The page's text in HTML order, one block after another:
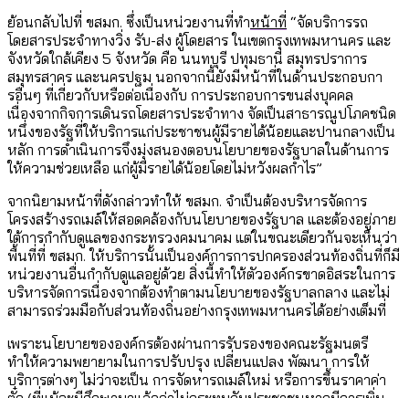
ย้อนกลับไปที่ ขสมก. ซึ่งเป็นหน่วยงานที่ทำหน้าที่ “จัดบริการรถ
โดยสารประจำทางวิ่ง รับ-ส่ง ผู้โดยสาร ในเขตกรุงเทพมหานคร และ
จังหวัดใกล้เคียง 5 จังหวัด คือ นนทบุรี ปทุมธานี สมุทรปราการ
สมุทรสาคร และนครปฐม นอกจากนี้ยังมีหน้าที่ในด้านประกอบกา
รอื่นๆ ที่เกี่ยวกับหรือต่อเนื่องกับ การประกอบการขนส่งบุคคล
เนื่องจากกิจการเดินรถโดยสารประจำทาง จัดเป็นสาธารณูปโภคชนิด
หนึ่งของรัฐที่ให้บริการแก่ประชาชนผู้มีรายได้น้อยและปานกลางเป็น
หลัก การดำเนินการจึงมุ่งสนองตอบนโยบายของรัฐบาลในด้านการ
ให้ความช่วยเหลือ แก่ผู้มีรายได้น้อยโดยไม่หวังผลกำไร”
จากนิยามหน้าที่ดังกล่าวทำให้ ขสมก. จำเป็นต้องบริหารจัดการ
โครงสร้างรถเมล์ให้สอดคล้องกับนโยบายของรัฐบาล และต้องอยู่ภาย
ใต้การกำกับดูแลของกระทรวงคมนาคม แต่ในขณะเดียวกันจะเห็นว่า
พื้นที่ที่ ขสมก. ให้บริการนั้นเป็นองค์การการปกครองส่วนท้องถิ่นที่ก็มี
หน่วยงานอื่นกำกับดูแลอยู่ด้วย สิ่งนี้ทำให้ตัวองค์กรขาดอิสระในการ
บริหารจัดการเนื่องจากต้องทำตามนโยบายของรัฐบาลกลาง และไม่
สามารถร่วมมือกับส่วนท้องถิ่นอย่างกรุงเทพมหานครได้อย่างเต็มที่
เพราะนโยบายขององค์กรต้องผ่านการรับรองของคณะรัฐมนตรี
ทำให้ความพยายามในการปรับปรุง เปลี่ยนแปลง พัฒนา การให้
บริการต่างๆ ไม่ว่าจะเป็น การจัดหารถเมล์ใหม่ หรือการขึ้นราคาค่า